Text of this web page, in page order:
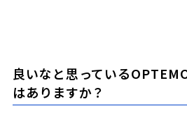
良いなと思っている
はありますか？